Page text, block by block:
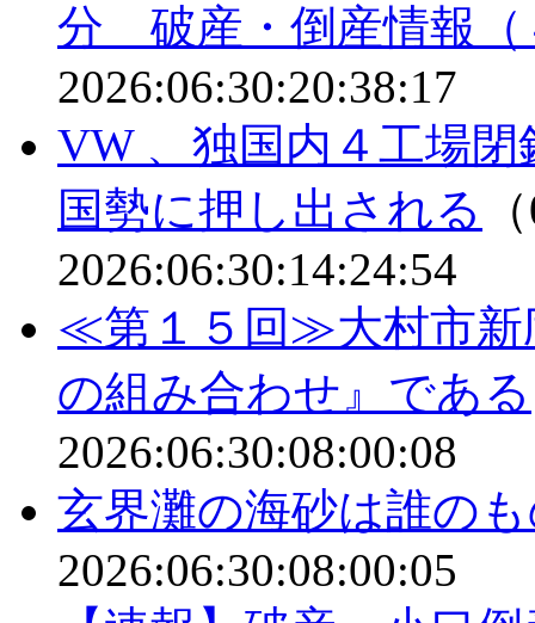
分 破産・倒産情報（
2026:06:30:20:38:17
VW 、独国内４工場
国勢に押し出される
2026:06:30:14:24:54
≪第１５回≫大村市新
の組み合わせ』である
2026:06:30:08:00:08
玄界灘の海砂は誰の
2026:06:30:08:00:05